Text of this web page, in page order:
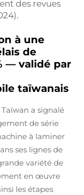
des revues
à une
de
— validé par
taïwanais
a signalé
de série
à laminer
ses lignes de
variété de
en œuvre
les étapes